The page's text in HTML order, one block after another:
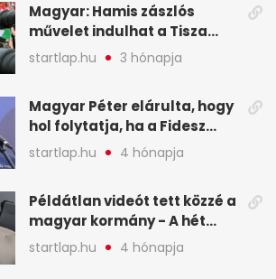
Magyar: Hamis zászlós
művelet indulhat a Tisza
ellen a választás napján - A
hét legfontosabb eseményei
startlap.hu 3 hónapja
Magyar Péter elárulta, hogy
hol folytatja, ha a Fidesz
nyeri a választást - A hét
legfontosabb hírei
startlap.hu 4 hónapja
Példátlan videót tett közzé a
magyar kormány - A hét
legfontosabb hírei
képekben
startlap.hu 4 hónapja